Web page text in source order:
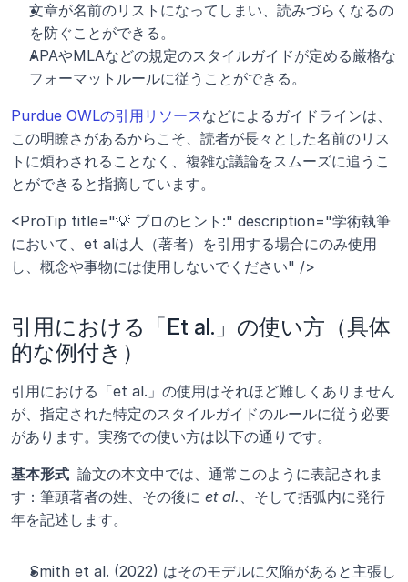
文章が名前のリストになってしまい、読みづらくなるの
を防ぐことができる。
APAやMLAなどの規定のスタイルガイドが定める厳格な
フォーマットルールに従うことができる。
Purdue OWLの引用リソースなどによるガイドラインは、
この明瞭さがあるからこそ、読者が長々とした名前のリス
トに煩わされることなく、複雑な議論をスムーズに追うこ
とができると指摘しています。
<ProTip title="💡 プロのヒント:" description="学術執筆
において、et alは人（著者）を引用する場合にのみ使用
し、概念や事物には使用しないでください" />
引用における「Et al.」の使い方（具体
的な例付き）
引用における「et al.」の使用はそれほど難しくありません
が、指定された特定のスタイルガイドのルールに従う必要
があります。実務での使い方は以下の通りです。
基本形式 論文の本文中では、通常このように表記されま
す：筆頭著者の姓、その後に et al. 、そして括弧内に発行
年を記述します。
Smith et al. (2022) はそのモデルに欠陥があると主張し